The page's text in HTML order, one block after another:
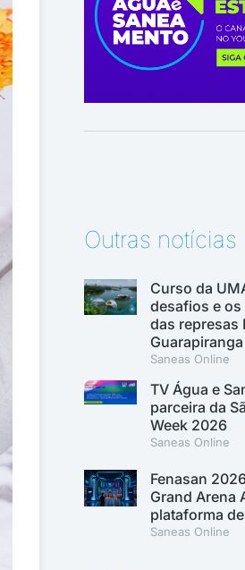
Outras notícias
Curso da
desafios e
das represas
Guarapiranga
Saneas Online
TV Água e
parceira da
Week 2026
Saneas Online
Fenasan
Grand Arena
plataforma
Saneas Online